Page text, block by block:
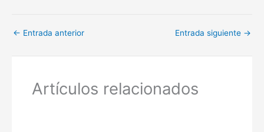
← Entrada anterior Entrada siguiente →
Artículos relacionados